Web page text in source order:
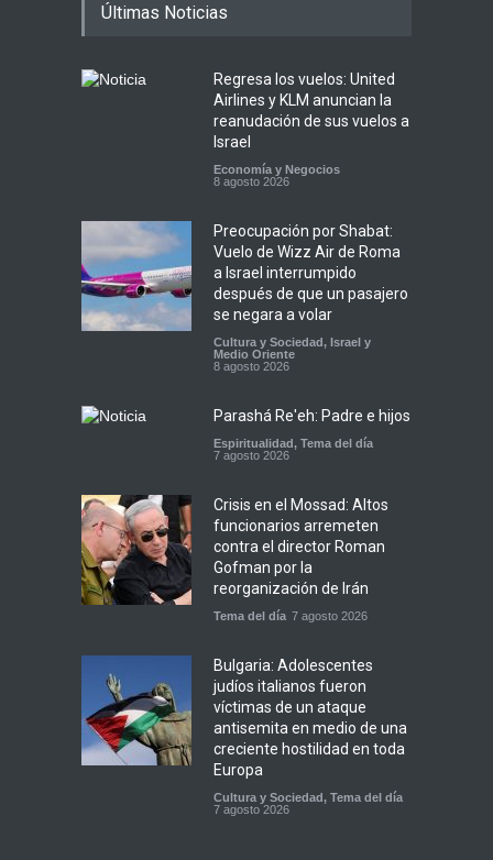
Últimas Noticias
Regresa los vuelos: United
Airlines y KLM anuncian la
reanudación de sus vuelos a
Israel
Economía y Negocios
8 agosto 2026
Preocupación por Shabat:
Vuelo de Wizz Air de Roma
a Israel interrumpido
después de que un pasajero
se negara a volar
Cultura y Sociedad, Israel y
Medio Oriente
8 agosto 2026
Parashá Re'eh: Padre e hijos
Espiritualidad, Tema del día
7 agosto 2026
Crisis en el Mossad: Altos
funcionarios arremeten
contra el director Roman
Gofman por la
reorganización de Irán
Tema del día 7 agosto 2026
Bulgaria: Adolescentes
judíos italianos fueron
víctimas de un ataque
antisemita en medio de una
creciente hostilidad en toda
Europa
Cultura y Sociedad, Tema del día
7 agosto 2026